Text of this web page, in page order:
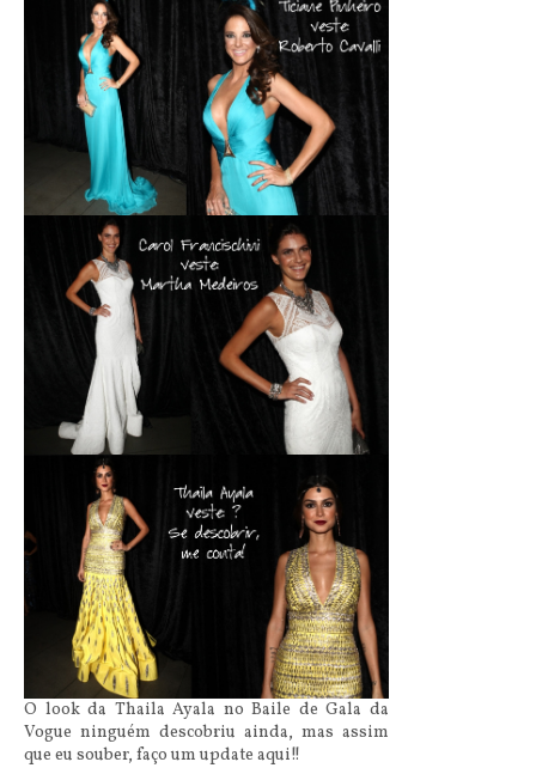
O look da Thaila Ayala no Baile de Gala da
Vogue ninguém descobriu ainda, mas assim
que eu souber, faço um update aqui!!